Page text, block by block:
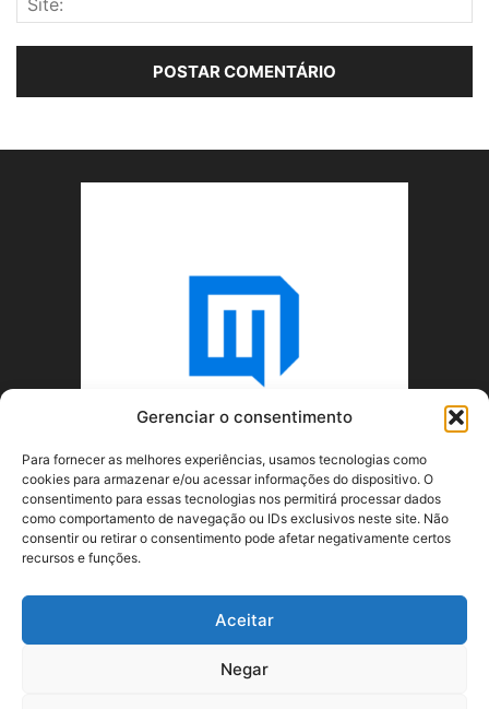
Gerenciar o consentimento
Para fornecer as melhores experiências, usamos tecnologias como
cookies para armazenar e/ou acessar informações do dispositivo. O
consentimento para essas tecnologias nos permitirá processar dados
como comportamento de navegação ou IDs exclusivos neste site. Não
consentir ou retirar o consentimento pode afetar negativamente certos
recursos e funções.
Aceitar
Negar
SIGA-NOS